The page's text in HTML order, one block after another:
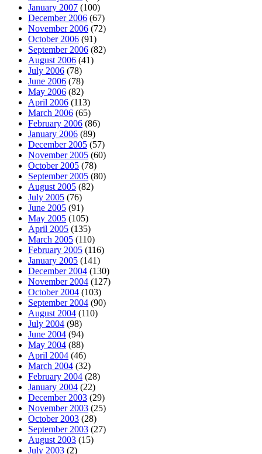
January 2007 (100)
December 2006 (67)
November 2006 (72)
October 2006 (91)
September 2006 (82)
August 2006 (41)
July 2006 (78)
June 2006 (78)
May 2006 (82)
April 2006 (113)
March 2006 (65)
February 2006 (86)
January 2006 (89)
December 2005 (57)
November 2005 (60)
October 2005 (78)
September 2005 (80)
August 2005 (82)
July 2005 (76)
June 2005 (91)
May 2005 (105)
April 2005 (135)
March 2005 (110)
February 2005 (116)
January 2005 (141)
December 2004 (130)
November 2004 (127)
October 2004 (103)
September 2004 (90)
August 2004 (110)
July 2004 (98)
June 2004 (94)
May 2004 (88)
April 2004 (46)
March 2004 (32)
February 2004 (28)
January 2004 (22)
December 2003 (29)
November 2003 (25)
October 2003 (28)
September 2003 (27)
August 2003 (15)
July 2003 (2)